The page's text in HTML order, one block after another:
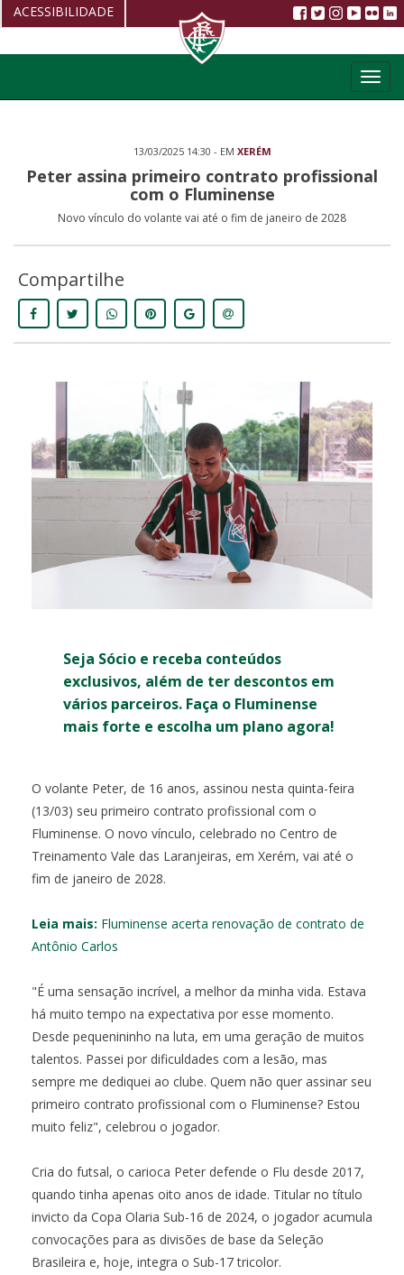
13/03/2025 14:30 - EM XERÉM
Peter assina primeiro contrato profissional
com o Fluminense
Novo vínculo do volante vai até o fim de janeiro de 2028
Compartilhe
Seja Sócio e receba conteúdos
exclusivos, além de ter descontos em
vários parceiros. Faça o Fluminense
mais forte e escolha um plano agora!
O volante Peter, de 16 anos, assinou nesta quinta-feira
(13/03) seu primeiro contrato profissional com o
Fluminense. O novo vínculo, celebrado no Centro de
Treinamento Vale das Laranjeiras, em Xerém, vai até o
fim de janeiro de 2028.
Leia mais: Fluminense acerta renovação de contrato de
Antônio Carlos
"É uma sensação incrível, a melhor da minha vida. Estava
há muito tempo na expectativa por esse momento.
Desde pequenininho na luta, em uma geração de muitos
talentos. Passei por dificuldades com a lesão, mas
sempre me dediquei ao clube. Quem não quer assinar seu
primeiro contrato profissional com o Fluminense? Estou
muito feliz", celebrou o jogador.
Cria do futsal, o carioca Peter defende o Flu desde 2017,
quando tinha apenas oito anos de idade. Titular no título
invicto da Copa Olaria Sub-16 de 2024, o jogador acumula
convocações para as divisões de base da Seleção
Brasileira e, hoje, integra o Sub-17 tricolor.
ACESSIBILIDADE